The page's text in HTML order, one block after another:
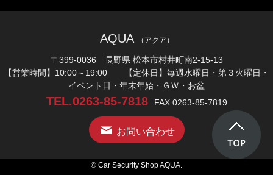
AQUA （アクア）
〒399-0036 長野県 松本市村井町南2-15-13
【営業時間】10:00～19:00 【定休日】毎週水曜日・第３火曜日・
イベント日・年末年始・ＧＷ・お盆
TEL.0263-85-7818 FAX.0263-85-7819
お問い合わせ
© Car Security Shop AQUA.